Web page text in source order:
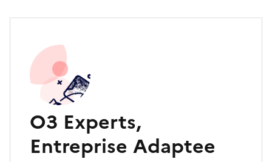
O3 Experts,
Entreprise Adaptee